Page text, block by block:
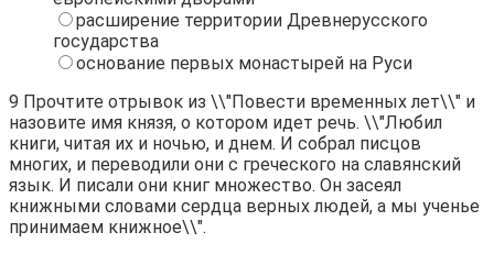
расширение территории Древнерусского
государства
основание первых монастырей на Руси
9 Прочтите отрывок из \\"Повести временных лет\\" и
назовите имя князя, о котором идет речь. \\"Любил
книги, читая их и ночью, и днем. И собрал писцов
многих, и переводили они с греческого на славянский
язык. И писали они книг множество. Он засеял
книжными словами сердца верных людей, а мы ученье
принимаем книжное\\".